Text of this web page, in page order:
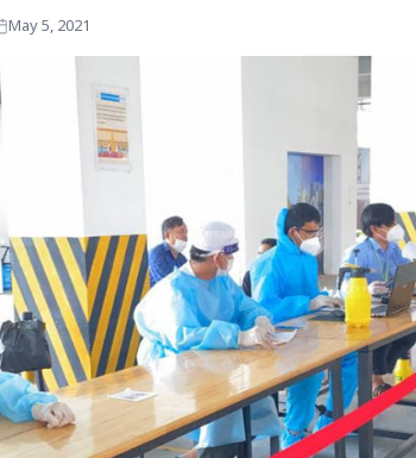
May 5, 2021